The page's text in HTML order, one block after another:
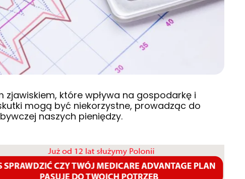
które wpływa na gospodarkę i
mogą być niekorzystne, prowadząc do
naszych pieniędzy.